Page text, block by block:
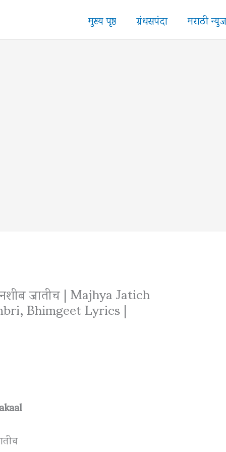
मुख्य पृष्ठ ग्रंथसपंदा मराठी न्युज
जातीच | Majhya Jatich
Bhimgeet Lyrics |